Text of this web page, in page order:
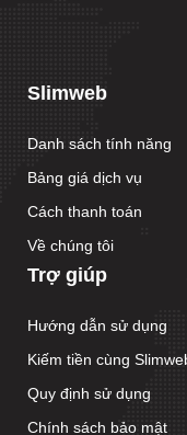
Slimweb
Danh sách tính năng
Bảng giá dịch vụ
Cách thanh toán
Về chúng tôi
Trợ giúp
Hướng dẫn sử dụng
Kiếm tiền cùng
Quy định sử dụng
Chính sách bảo mật